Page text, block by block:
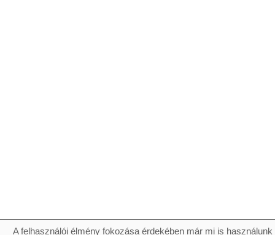
A felhasználói élmény fokozása érdekében már mi is